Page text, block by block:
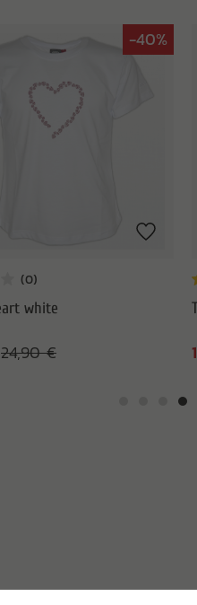
-40%
white
24,90 €